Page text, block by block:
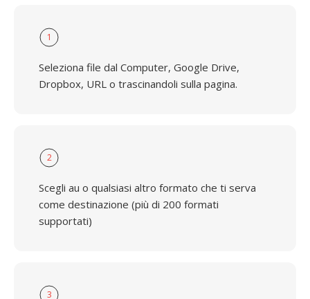
1
Seleziona file dal Computer, Google Drive,
Dropbox, URL o trascinandoli sulla pagina.
2
Scegli au o qualsiasi altro formato che ti serva
come destinazione (più di 200 formati
supportati)
3